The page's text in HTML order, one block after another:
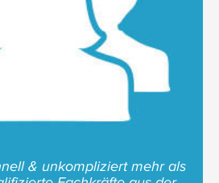
& unkompliziert mehr als